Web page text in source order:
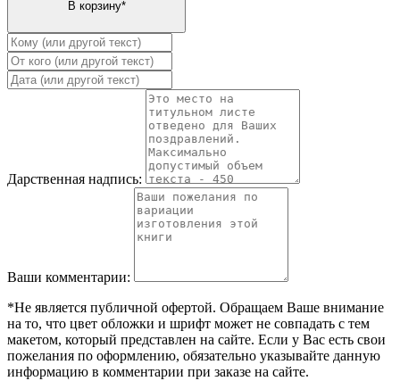
Дарственная надпись:
Ваши комментарии:
*Не является публичной офертой. Обращаем Ваше внимание
на то, что цвет обложки и шрифт может не совпадать с тем
макетом, который представлен на сайте. Если у Вас есть свои
пожелания по оформлению, обязательно указывайте данную
информацию в комментарии при заказе на сайте.